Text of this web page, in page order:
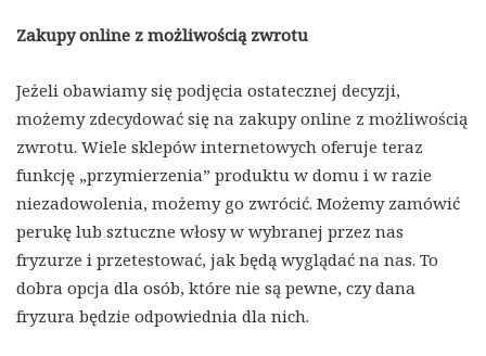
Zakupy online z możliwością zwrotu
Jeżeli obawiamy się podjęcia ostatecznej decyzji,
możemy zdecydować się na zakupy online z możliwością
zwrotu. Wiele sklepów internetowych oferuje teraz
funkcję „przymierzenia” produktu w domu i w razie
niezadowolenia, możemy go zwrócić. Możemy zamówić
perukę lub sztuczne włosy w wybranej przez nas
fryzurze i przetestować, jak będą wyglądać na nas. To
dobra opcja dla osób, które nie są pewne, czy dana
fryzura będzie odpowiednia dla nich.